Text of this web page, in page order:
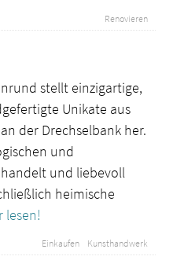
Renovieren
stellt einzigartige,
Unikate aus
der Drechselbank her.
und
und liebevoll
heimische
lesen!
Einkaufen Kunsthandwerk